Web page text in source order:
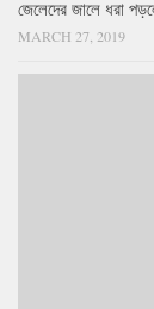
জেলেদের জালে ধরা
MARCH 27, 2019